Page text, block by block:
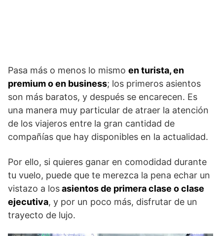
Pasa más o menos lo mismo en turista, en
premium o en business; los primeros asientos
son más baratos, y después se encarecen. Es
una manera muy particular de atraer la atención
de los viajeros entre la gran cantidad de
compañías que hay disponibles en la actualidad.
Por ello, si quieres ganar en comodidad durante
tu vuelo, puede que te merezca la pena echar un
vistazo a losasientos de primera clase o clase
ejecutiva, y por un poco más, disfrutar de un
trayecto de lujo.